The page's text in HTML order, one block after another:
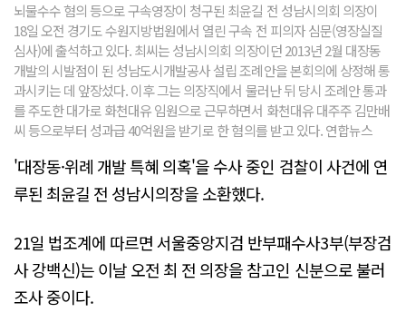
뇌물수수 혐의 등으로 구속영장이 청구된 최윤길 전 성남시의회 의장이
18일 오전 경기도 수원지방법원에서 열린 구속 전 피의자 심문(영장실질
심사)에 출석하고 있다. 최씨는 성남시의회 의장이던 2013년 2월 대장동
개발의 시발점이 된 성남도시개발공사 설립 조례안을 본회의에 상정해 통
과시키는 데 앞장섰다. 이후 그는 의장직에서 물러난 뒤 당시 조례안 통과
를 주도한 대가로 화천대유 임원으로 근무하면서 화천대유 대주주 김만배
씨 등으로부터 성과급 40억원을 받기로 한 혐의를 받고 있다. 연합뉴스
'대장동·위례 개발 특혜 의혹'을 수사 중인 검찰이 사건에 연
루된 최윤길 전 성남시의장을 소환했다.
21일 법조계에 따르면 서울중앙지검 반부패수사3부(부장검
사 강백신)는 이날 오전 최 전 의장을 참고인 신분으로 불러
조사 중이다.